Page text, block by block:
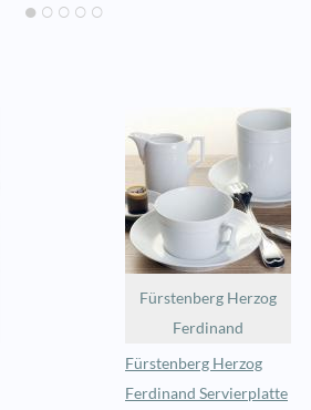
Fürstenberg Herzog
Ferdinand
Fürstenberg Herzog
Ferdinand Servierplatte